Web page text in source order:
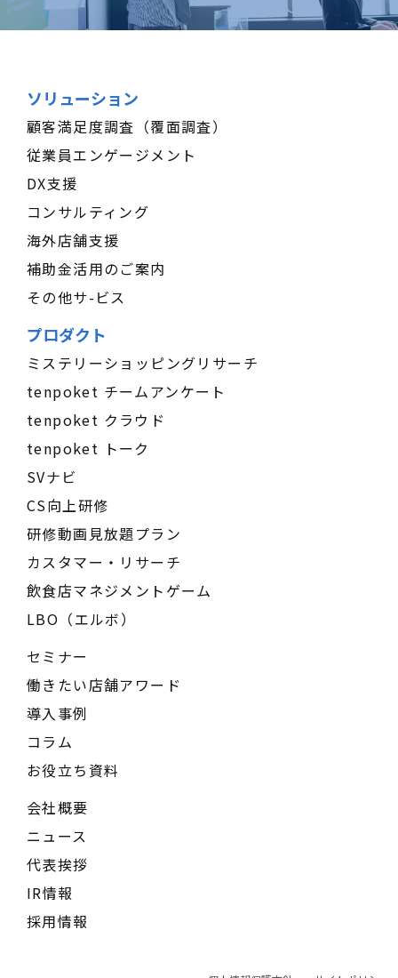
ソリューション
顧客満足度調査（覆面調査）
従業員エンゲージメント
DX支援
コンサルティング
海外店舗支援
補助金活用のご案内
その他サ-ビス
プロダクト
ミステリーショッピングリサーチ
tenpoket チームアンケート
tenpoket クラウド
tenpoket トーク
SVナビ
CS向上研修
研修動画見放題プラン
カスタマー・リサーチ
飲食店マネジメントゲーム
LBO（エルボ）
セミナー
働きたい店舗アワード
導入事例
コラム
お役立ち資料
会社概要
ニュース
代表挨拶
IR情報
採用情報